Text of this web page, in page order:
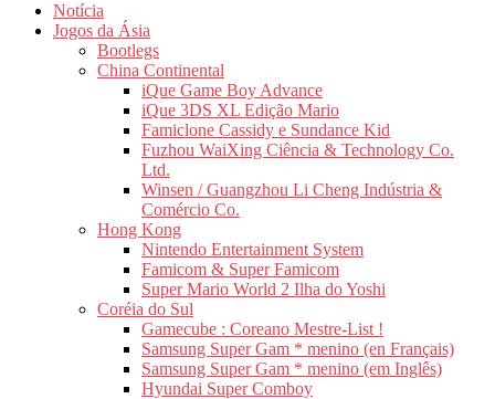
Notícia
Jogos da Ásia
Bootlegs
China Continental
iQue Game Boy Advance
iQue 3DS XL Edição Mario
Famiclone Cassidy e Sundance Kid
Fuzhou WaiXing Ciência & Technology Co.
Ltd.
Winsen / Guangzhou Li Cheng Indústria &
Comércio Co.
Hong Kong
Nintendo Entertainment System
Famicom & Super Famicom
Super Mario World 2 Ilha do Yoshi
Coréia do Sul
Gamecube : Coreano Mestre-List !
Samsung Super Gam * menino (en Français)
Samsung Super Gam * menino (em Inglês)
Hyundai Super Comboy